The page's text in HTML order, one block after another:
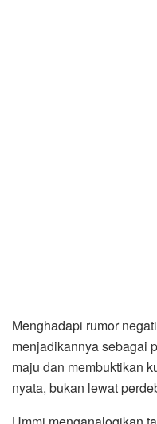
Menghadapi rumor
menjadikannya sebagai
maju dan membuktikan
nyata, bukan lewat